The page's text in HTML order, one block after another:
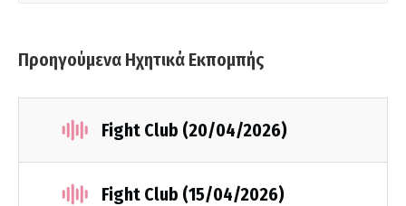
Προηγούμενα Ηχητικά Εκπομπής
Fight Club (20/04/2026)
Fight Club (15/04/2026)